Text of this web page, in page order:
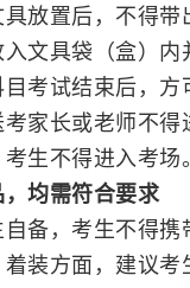
放置后，不得带
文具袋（盒）内
考试结束后，方
家长或老师不得
生不得进入考场。
均需符合要求
备，考生不得携
装方面，建议考